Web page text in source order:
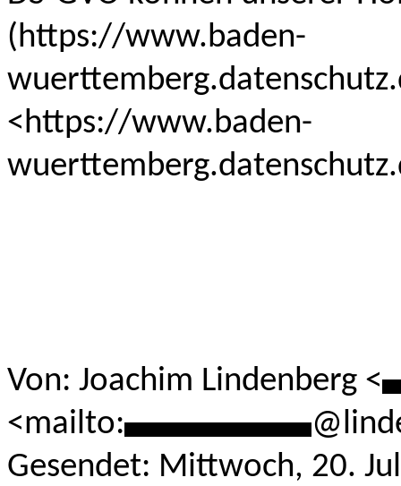
(https://www.baden-
<https://www.baden-
Von: Joachim Lindenberg <
<mailto:***********
Gesendet: Mittwoch, 20.